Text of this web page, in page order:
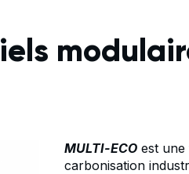
MULTI-ECO est une
carbonisation